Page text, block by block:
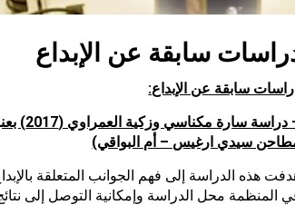
سابقة عن الإبداع
سابقة عن الإبداع:
–
سيدي ارغيس – أم البواقي)
هذه الدراسة إلى فهم الجوانب المتعلقة
المنظمة محل الدراسة وإمكانية التوصل إلى